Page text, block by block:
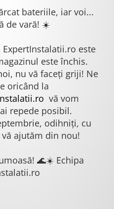
bateriile, iar voi...
de vară! ☀️
este
este închis.
nu vă faceți griji! Ne
oricând la
vă vom
repede posibil.
odihniți, cu
ajutăm din nou!
🌊☀️ Echipa